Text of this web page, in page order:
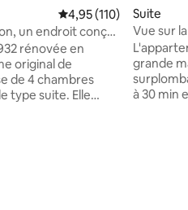
Évaluation moyenne
4,95 (110)
un endroit conçu
rénovée en
original de
de 4 chambres
type suite. Elle
Suite
Vue sur
Jardin.
grande
à 30 min